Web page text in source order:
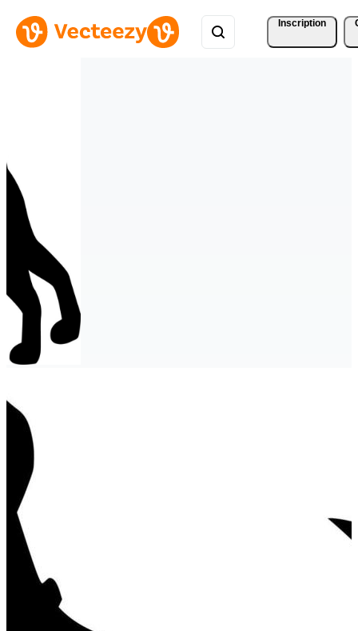
Inscription